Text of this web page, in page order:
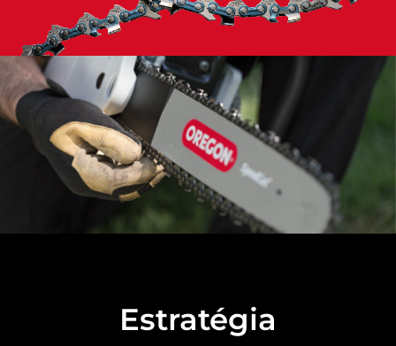
Estratégia